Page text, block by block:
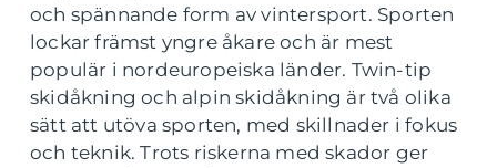
och spännande form av vintersport. Sporten
lockar främst yngre åkare och är mest
populär i nordeuropeiska länder. Twin-tip
skidåkning och alpin skidåkning är två olika
sätt att utöva sporten, med skillnader i fokus
och teknik. Trots riskerna med skador ger